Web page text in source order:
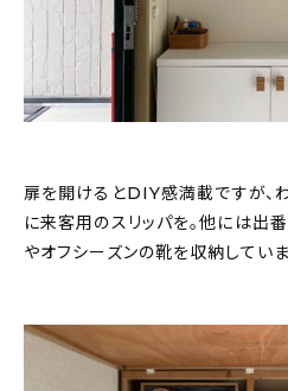
扉を開けるとDIY感満載ですが、
に来客用のスリッパを。他には出
やオフシーズンの靴を収納していま